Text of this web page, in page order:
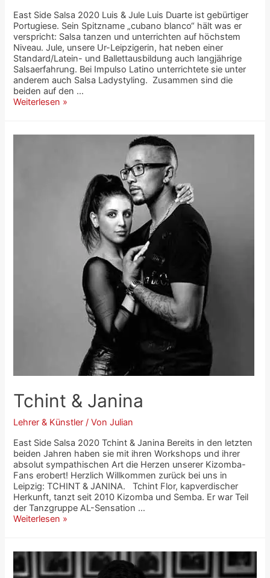
East Side Salsa 2020 Luis & Jule Luis Duarte ist gebürtiger
Portugiese. Sein Spitzname „cubano blanco“ hält was er
verspricht: Salsa tanzen und unterrichten auf höchstem
Niveau. Jule, unsere Ur-Leipzigerin, hat neben einer
Standard/Latein- und Ballettausbildung auch langjährige
Salsaerfahrung. Bei Impulso Latino unterrichtete sie unter
anderem auch Salsa Ladystyling. Zusammen sind die
beiden auf den …
Weiterlesen »
Tchint & Janina
Lehrer & Künstler / VonJulian
East Side Salsa 2020 Tchint & Janina Bereits in den letzten
beiden Jahren haben sie mit ihren Workshops und ihrer
absolut sympathischen Art die Herzen unserer Kizomba-
Fans erobert! Herzlich Willkommen zurück bei uns in
Leipzig: TCHINT & JANINA. Tchint Flor, kapverdischer
Herkunft, tanzt seit 2010 Kizomba und Semba. Er war Teil
der Tanzgruppe AL-Sensation …
Weiterlesen »